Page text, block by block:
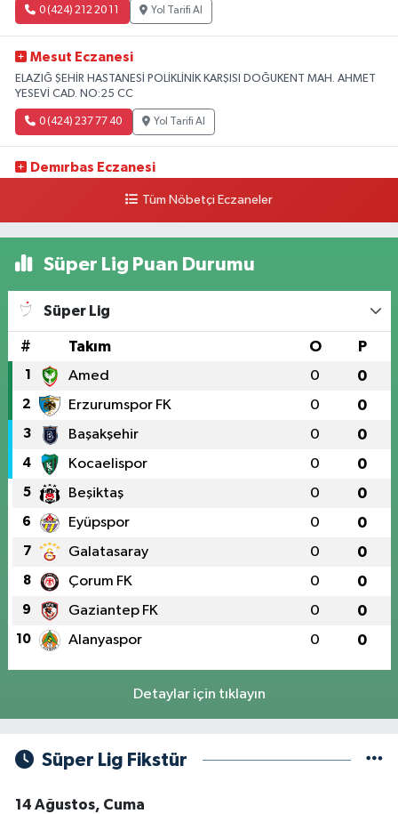
0 (424) 212 20 11 Yol Tarifi Al
Mesut Eczanesi
ELAZIĞ ŞEHİR HASTANESİ POLİKLİNİK KARŞISI DOĞUKENT MAH. AHMET
YESEVİ CAD. NO:25 CC
0 (424) 237 77 40 Yol Tarifi Al
Demırbas Eczanesi
Özen Eczanesi
Ataşehir Mah. Malatya Cad. No:105
Tüm Nöbetçi Eczaneler
Süper Lig Puan Durumu
Süper Lig
# Takım O P
1 Amed 0 0
2 Erzurumspor FK 0 0
3 Başakşehir 0 0
4 Kocaelispor 0 0
5 Beşiktaş 0 0
6 Eyüpspor 0 0
7 Galatasaray 0 0
8 Çorum FK 0 0
9 Gaziantep FK 0 0
10 Alanyaspor 0 0
Detaylar için tıklayın
Süper Lig Fikstür
14 Ağustos, Cuma